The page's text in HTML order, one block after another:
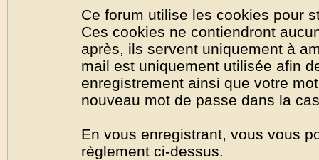
Ce forum utilise les cookies pour
Ces cookies ne contiendront
après, ils servent uniquement à
mail est uniquement utilisée afin
enregistrement ainsi que votre
nouveau mot de passe dans la
En vous enregistrant, vous vous
règlement ci-dessus.